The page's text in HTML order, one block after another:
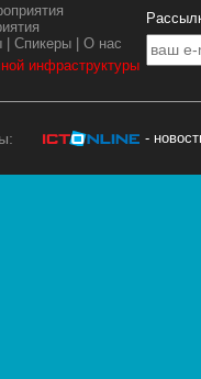
|Спикеры |О нас
инфраструктуры
-